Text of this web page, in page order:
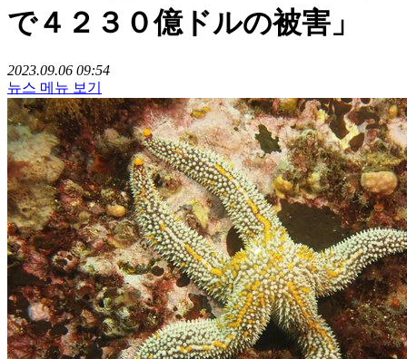
で４２３０億ドルの被害」
2023.09.06 09:54
뉴스 메뉴 보기